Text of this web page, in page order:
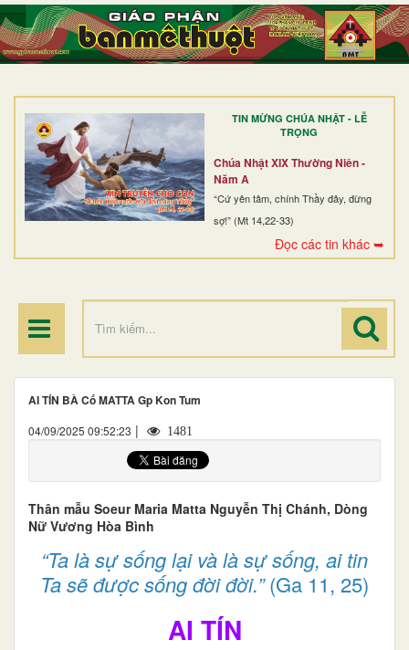
TIN MỪNG CHÚA NHẬT - LỄ
TRỌNG
Chúa Nhật XIX Thường Niên -
Năm A
“Cứ yên tâm, chính Thầy đây, đừng
sợ!” (Mt 14,22-33)
Đọc các tin khác ➥
TRANG NHẤT
GIỚI THIỆU
DÒNG TU
BAN MỤC VỤ
ĐOÀN THỂ CG
AI TÍN BÀ Cố MATTA Gp Kon Tum
04/09/2025 09:52:23 | 1481
Thân mẫu Soeur Maria Matta Nguyễn Thị Chánh, Dòng
Nữ Vương Hòa Bình
“Ta là sự sống lại và là sự sống, ai tin
Ta sẽ được sống đời đời.”(Ga 11, 25)
AI TÍN